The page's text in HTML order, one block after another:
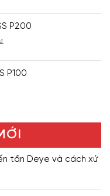
P200
P100
tần Deye và cách xử